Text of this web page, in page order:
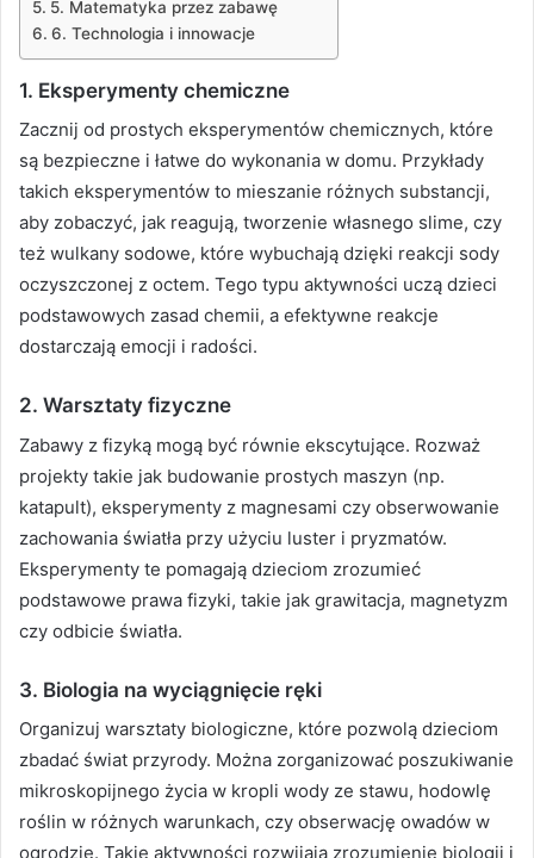
5. Matematyka przez zabawę
6. Technologia i innowacje
1. Eksperymenty chemiczne
Zacznij od prostych eksperymentów chemicznych, które
są bezpieczne i łatwe do wykonania w domu. Przykłady
takich eksperymentów to mieszanie różnych substancji,
aby zobaczyć, jak reagują, tworzenie własnego slime, czy
też wulkany sodowe, które wybuchają dzięki reakcji sody
oczyszczonej z octem. Tego typu aktywności uczą dzieci
podstawowych zasad chemii, a efektywne reakcje
dostarczają emocji i radości.
2. Warsztaty fizyczne
Zabawy z fizyką mogą być równie ekscytujące. Rozważ
projekty takie jak budowanie prostych maszyn (np.
katapult), eksperymenty z magnesami czy obserwowanie
zachowania światła przy użyciu luster i pryzmatów.
Eksperymenty te pomagają dzieciom zrozumieć
podstawowe prawa fizyki, takie jak grawitacja, magnetyzm
czy odbicie światła.
3. Biologia na wyciągnięcie ręki
Organizuj warsztaty biologiczne, które pozwolą dzieciom
zbadać świat przyrody. Można zorganizować poszukiwanie
mikroskopijnego życia w kropli wody ze stawu, hodowlę
roślin w różnych warunkach, czy obserwację owadów w
ogrodzie. Takie aktywności rozwijają zrozumienie biologii i